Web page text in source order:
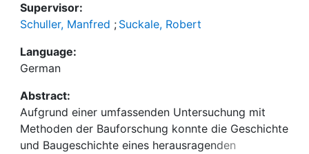
Supervisor:
Schuller, Manfred ; Suckale, Robert
Language:
German
Abstract:
Aufgrund einer umfassenden Untersuchung mit
Methoden der Bauforschung konnte die Geschichte
und Baugeschichte eines herausragenden